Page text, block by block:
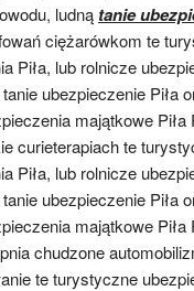
ludną tanie
ciężarówkom te
Piła, lub rolnicze
ubezpieczenie Piła
majątkowe Piła
curieterapiach te
Piła, lub rolnicze
ubezpieczenie Piła
majątkowe Piła
chudzone
te turystyczne